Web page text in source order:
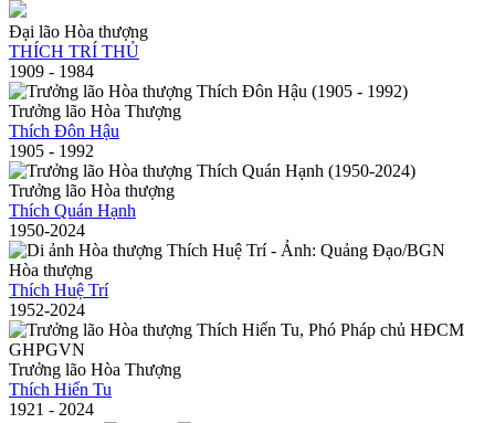
Đại lão Hòa thượng
THÍCH TRÍ THỦ
1909 - 1984
Trưởng lão Hòa Thượng
Thích Đôn Hậu
1905 - 1992
Trưởng lão Hòa thượng
Thích Quán Hạnh
1950-2024
Hòa thượng
Thích Huệ Trí
1952-2024
Trưởng lão Hòa Thượng
Thích Hiển Tu
1921 - 2024